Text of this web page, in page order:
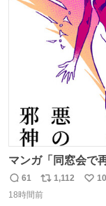
ト
数
数
マンガ「同窓会で
返
信
61
リ
ポ
1,112
い
18時間前